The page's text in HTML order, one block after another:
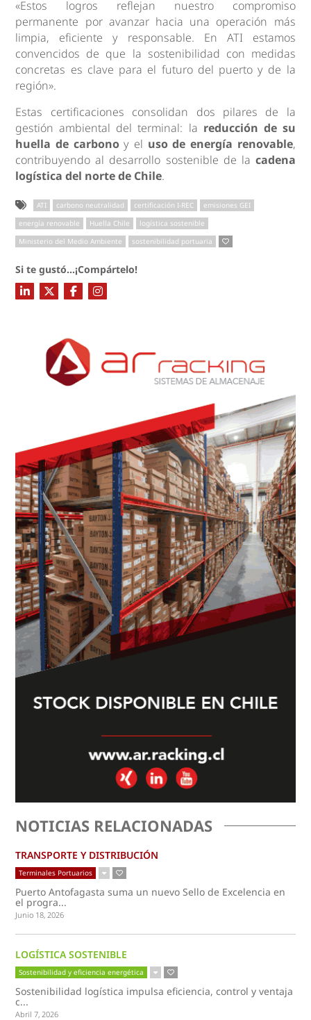
«Estos logros reflejan nuestro compromiso
permanente por avanzar hacia una operación más
limpia, eficiente y responsable. En ATI estamos
convencidos de que la sostenibilidad con medidas
concretas es clave para el futuro del puerto y de la
región».
Estas certificaciones consolidan dos pilares de la
gestión ambiental del terminal: la reducción de su
huella de carbonoy el uso de energía renovable,
contribuyendo al desarrollo sostenible de la cadena
logística del norte de Chile.
ATI carbono neutralidad certificación I-REC
emisiones GEI
energía renovable
Huella Chile
logística sostenible
Ministerio del Medio Ambiente
sostenibilidad portuaria
Si te gustó...¡Compártelo!
NOTICIAS RELACIONADAS
TRANSPORTE Y DISTRIBUCIÓN
Terminales Portuarios
Puerto Antofagasta suma un nuevo Sello de Excelencia en
el progra...
Junio 18, 2026
LOGÍSTICA SOSTENIBLE
Sostenibilidad y eficiencia energética
Sostenibilidad logística impulsa eficiencia, control y ventaja
c...
Abril 7, 2026